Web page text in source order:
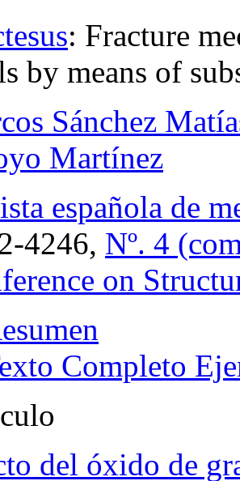
: Fracture
by means of
Sánchez
Martínez
española de
4246, Nº. 4
on
Completo
del óxido de